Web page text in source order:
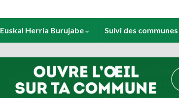
Euskal Herria Burujabe Suivi des communes